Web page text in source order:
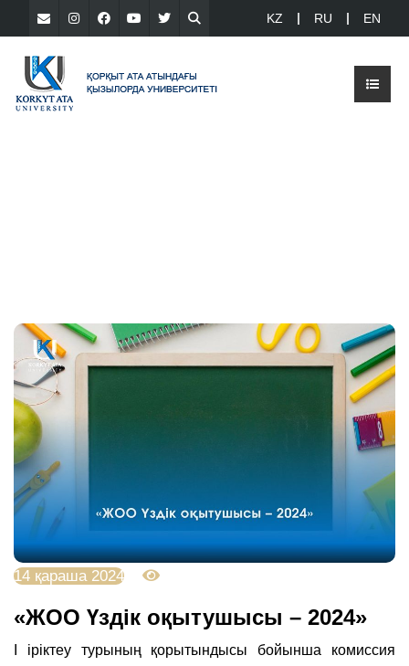
KZ RU EN
14 қараша 2024
«ЖОО Үздік оқытушысы – 2024»
І іріктеу турының қорытындысы бойынша комиссия